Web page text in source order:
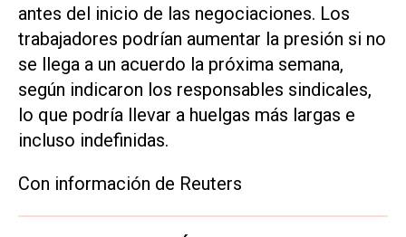
antes del inicio de las negociaciones. Los
trabajadores podrían aumentar la presión si no
se llega a un acuerdo la próxima semana,
según indicaron los responsables sindicales,
lo que podría llevar a huelgas más largas e
incluso indefinidas.
Con información de Reuters